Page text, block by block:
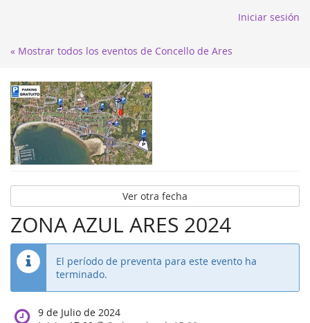
Iniciar sesión
« Mostrar todos los eventos de Concello de Ares
Ver otra fecha
ZONA AZUL ARES 2024
El período de preventa para este evento ha
terminado.
When
9 de Julio de 2024